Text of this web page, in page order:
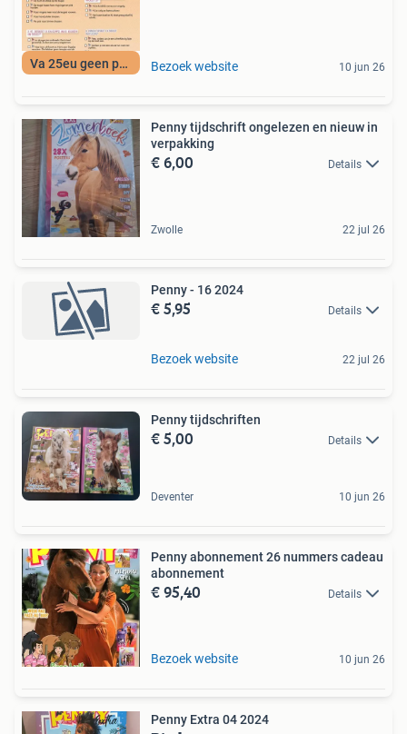
Va 25eu geen porto Bezoek website 10 jun 26
Penny tijdschrift ongelezen en nieuw in
verpakking
€ 6,00 Details
Zwolle 22 jul 26
Penny - 16 2024
€ 5,95 Details
Bezoek website 22 jul 26
Penny tijdschriften
€ 5,00 Details
Deventer 10 jun 26
Penny abonnement 26 nummers cadeau
abonnement
€ 95,40 Details
Bezoek website 10 jun 26
Penny Extra 04 2024